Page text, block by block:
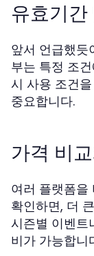
유효기간
앞서 언급했듯
부는 특정 조
시 사용 조건
중요합니다.
가격 비
여러 플랫폼을
확인하면, 더
시즌별 이벤트
비가 가능합니